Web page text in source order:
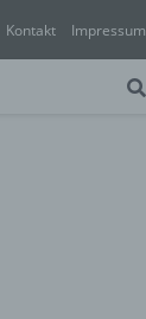
Kontakt Impressum